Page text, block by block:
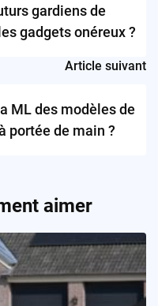
gardiens de
gadgets onéreux ?
Article suivant
ML des modèles de
portée de main ?
aimer